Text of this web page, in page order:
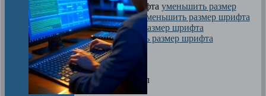
размер шрифта уменьшить размер
шрифта
увеличить размер шрифта
Печать
Медиа
Оцените материал